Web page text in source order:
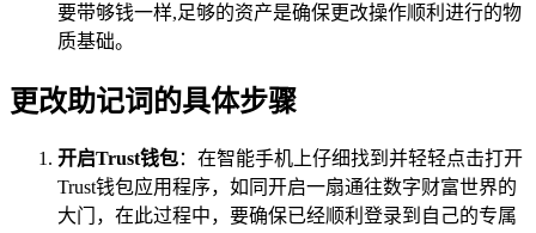
要带够钱一样,足够的资产是确保更改操作顺利进行的物
质基础。
更改助记词的具体步骤
开启Trust钱包：在智能手机上仔细找到并轻轻点击打开
Trust钱包应用程序，如同开启一扇通往数字财富世界的
大门，在此过程中，要确保已经顺利登录到自己的专属